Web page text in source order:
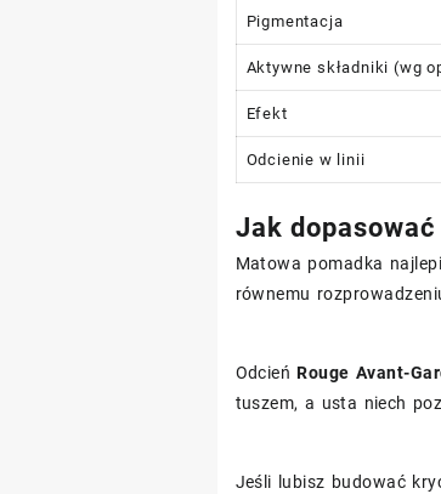
Pigmentacja
Aktywne składniki (wg
Efekt
Odcienie w linii
Jak
Matowa pomadka
równemu
OdcieńRouge Avant-
tuszem, a usta niech
Jeśli lubisz budować